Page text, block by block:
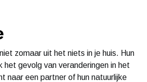
zomaar uit het niets in je huis. Hun
het gevolg van veranderingen in het
naar een partner of hun natuurlijke